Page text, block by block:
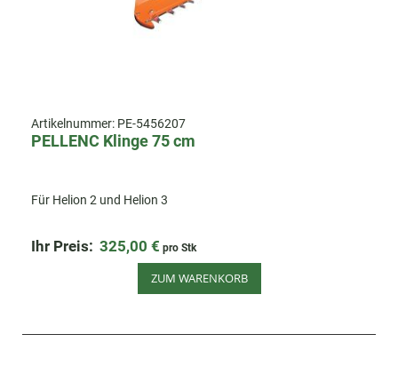
Artikelnummer: PE-5456207
PELLENC Klinge 75 cm
Für Helion 2 und Helion 3
Ihr Preis: 325,00 € pro Stk
ZUM WARENKORB